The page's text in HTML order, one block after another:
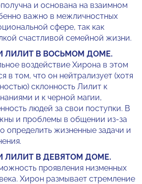
и основана на взаимном
важно в межличностных
сфере, так как
счастливой семейной жизни.
ЛИЛИТ В ВОСЬМОМ ДОМЕ.
воздействие Хирона в этом
в том, что он нейтрализует (хотя
склонность Лилит к
и к черной магии,
людей за свои поступки. В
и проблемы в общении из-за
определить жизненные задачи и
ЛИЛИТ В ДЕВЯТОМ ДОМЕ.
проявления низменных
Хирон размывает стремление